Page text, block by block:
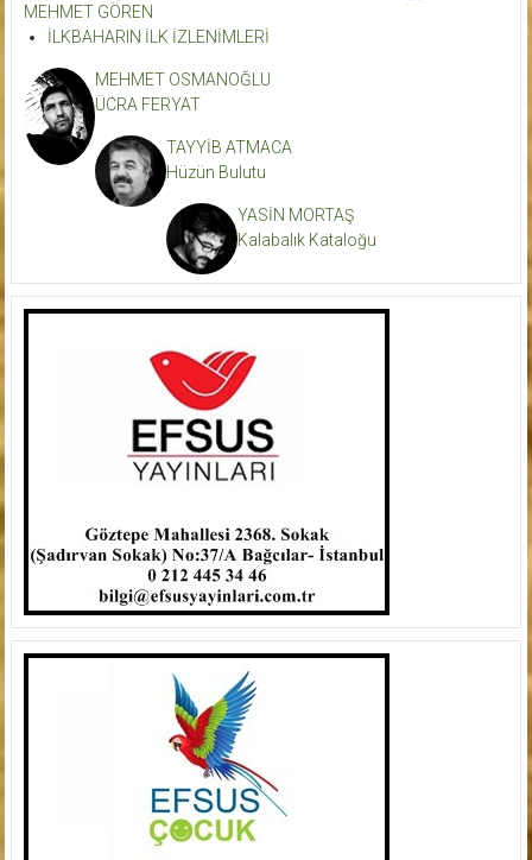
MEHMET GÖREN
İLKBAHARIN İLK İZLENİMLERİ
MEHMET OSMANOĞLU
ÜCRA FERYAT
TAYYİB ATMACA
Hüzün Bulutu
YASİN MORTAŞ
Kalabalık Kataloğu